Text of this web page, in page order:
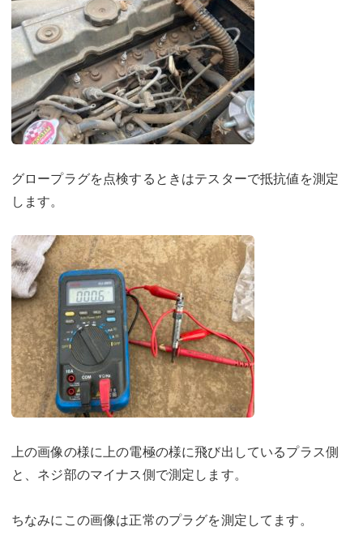
グロープラグを点検するときはテスターで抵抗値を測定
します。
上の画像の様に上の電極の様に飛び出しているプラス側
と、ネジ部のマイナス側で測定します。
ちなみにこの画像は正常のプラグを測定してます。